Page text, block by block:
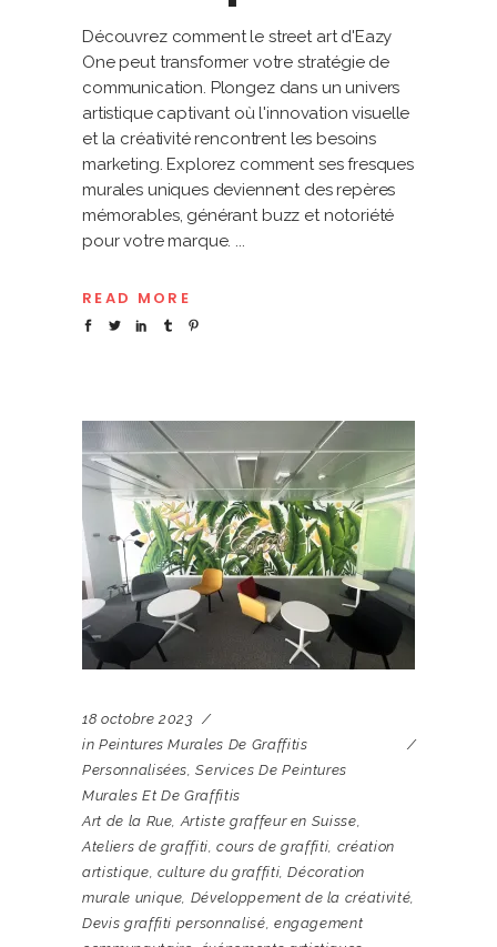
Découvrez comment le street art d'Eazy
One peut transformer votre stratégie de
communication. Plongez dans un univers
artistique captivant où l'innovation visuelle
et la créativité rencontrent les besoins
marketing. Explorez comment ses fresques
murales uniques deviennent des repères
mémorables, générant buzz et notoriété
pour votre marque.
READ MORE
18 octobre 2023
in Peintures Murales De Graffitis
Personnalisées,Services De Peintures
Murales Et De Graffitis
Art de la Rue,Artiste graffeur en Suisse,
Ateliers de graffiti,cours de graffiti, création
artistique, culture du graffiti,Décoration
murale unique, Développement de la créativité,
Devis graffiti personnalisé, engagement